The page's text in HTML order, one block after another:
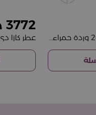
عطر نوت ليز جاكيت مع 20 وردة حمراء - مجموعة هدايا عيد الحب
3772